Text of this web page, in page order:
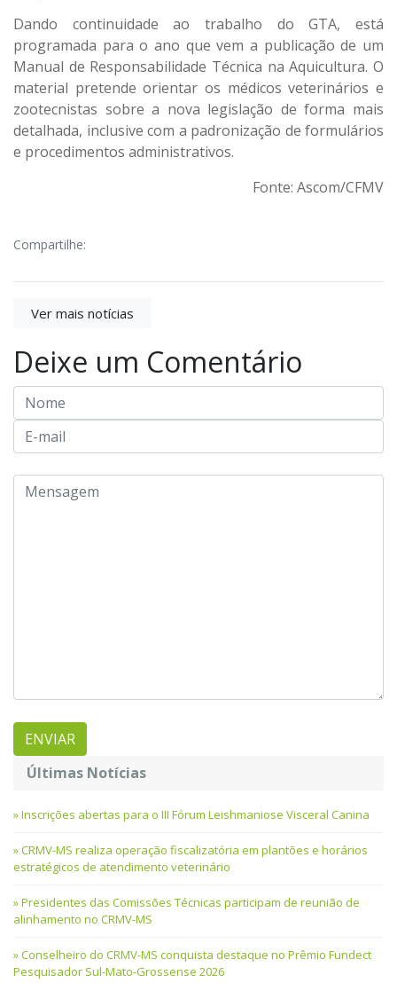
Dando continuidade ao trabalho do GTA, está
programada para o ano que vem a publicação de um
Manual de Responsabilidade Técnica na Aquicultura. O
material pretende orientar os médicos veterinários e
zootecnistas sobre a nova legislação de forma mais
detalhada, inclusive com a padronização de formulários
e procedimentos administrativos.
Fonte: Ascom/CFMV
Compartilhe:
Ver mais notícias
Deixe um Comentário
Últimas Notícias
Inscrições abertas para o III Fórum Leishmaniose Visceral Canina
CRMV-MS realiza operação fiscalizatória em plantões e horários
estratégicos de atendimento veterinário
Presidentes das Comissões Técnicas participam de reunião de
alinhamento no CRMV-MS
Conselheiro do CRMV-MS conquista destaque no Prêmio Fundect
Pesquisador Sul-Mato-Grossense 2026